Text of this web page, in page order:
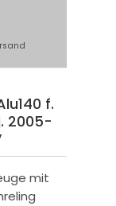
f.
2005-
mit